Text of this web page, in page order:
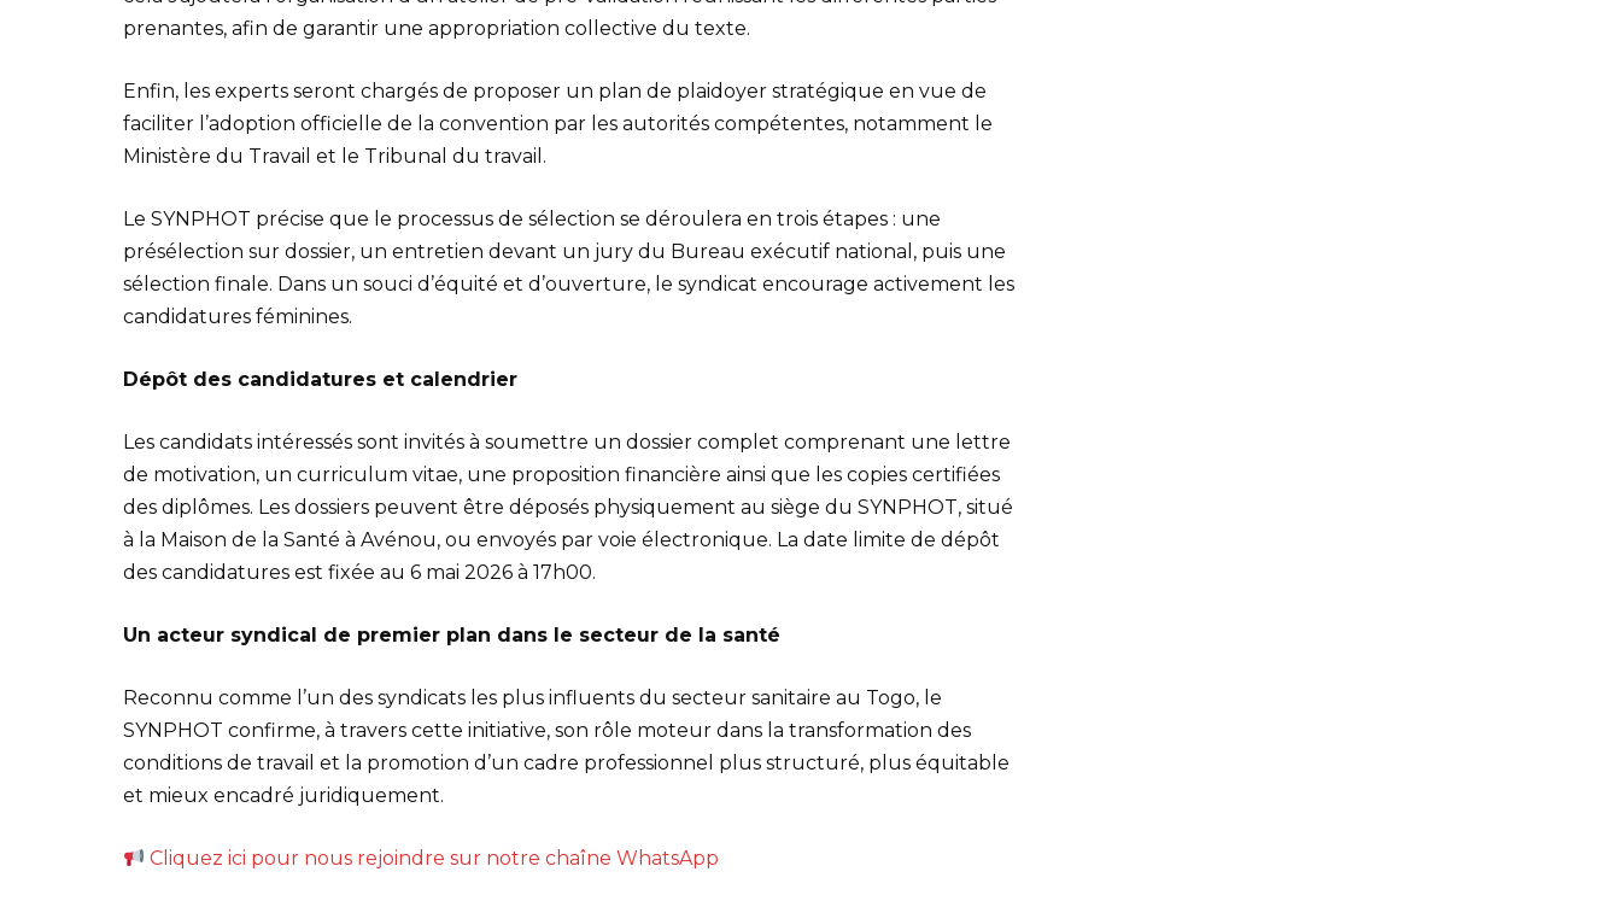
prenantes, afin de garantir une appropriation collective du texte.
Enfin, les experts seront chargés de proposer un plan de plaidoyer stratégique en vue de
faciliter l’adoption officielle de la convention par les autorités compétentes, notamment le
Ministère du Travail et le Tribunal du travail.
Le SYNPHOT précise que le processus de sélection se déroulera en trois étapes : une
présélection sur dossier, un entretien devant un jury du Bureau exécutif national, puis une
sélection finale. Dans un souci d’équité et d’ouverture, le syndicat encourage activement les
candidatures féminines.
Dépôt des candidatures et calendrier
Les candidats intéressés sont invités à soumettre un dossier complet comprenant une lettre
de motivation, un curriculum vitae, une proposition financière ainsi que les copies certifiées
des diplômes. Les dossiers peuvent être déposés physiquement au siège du SYNPHOT, situé
à la Maison de la Santé à Avénou, ou envoyés par voie électronique. La date limite de dépôt
des candidatures est fixée au 6 mai 2026 à 17h00.
Un acteur syndical de premier plan dans le secteur de la santé
Reconnu comme l’un des syndicats les plus influents du secteur sanitaire au Togo, le
SYNPHOT confirme, à travers cette initiative, son rôle moteur dans la transformation des
conditions de travail et la promotion d’un cadre professionnel plus structuré, plus équitable
et mieux encadré juridiquement.
Cliquez ici pour nous rejoindre sur notre chaîne WhatsApp